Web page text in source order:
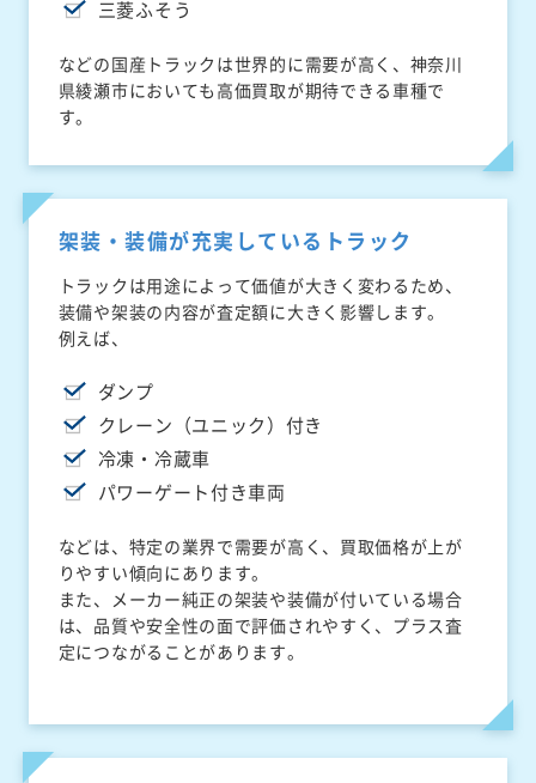
三菱ふそう
などの国産トラックは世界的に需要が高く、神奈川
県綾瀬市においても高価買取が期待できる車種で
す。
架装・装備が充実しているトラック
トラックは用途によって価値が大きく変わるため、
装備や架装の内容が査定額に大きく影響します。
例えば、
ダンプ
クレーン（ユニック）付き
冷凍・冷蔵車
パワーゲート付き車両
などは、特定の業界で需要が高く、買取価格が上が
りやすい傾向にあります。
また、メーカー純正の架装や装備が付いている場合
は、品質や安全性の面で評価されやすく、プラス査
定につながることがあります。